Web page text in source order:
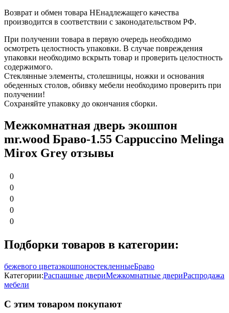
Возврат и обмен товара НЕнадлежащего качества
производится в соответствии с законодательством РФ.
При получении товара в первую очередь необходимо
осмотреть целостность упаковки. В случае повреждения
упаковки необходимо вскрыть товар и проверить целостность
содержимого.
Стеклянные элементы, столешницы, ножки и основания
обеденных столов, обивку мебели необходимо проверить при
получении!
Сохраняйте упаковку до окончания сборки.
Межкомнатная дверь экошпон
mr.wood Браво-1.55 Cappuccino Melinga
Mirox Grey отзывы
0
0
0
0
0
Подборки товаров в категории:
бежевого цветаэкошпоностекленныеБраво
Категории:Распашные двериМежкомнатные двериРаспродажа
мебели
С этим товаром покупают